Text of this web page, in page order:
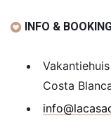
INFO &
Costa
info@